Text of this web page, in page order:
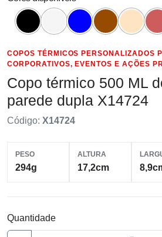
COPOS TÉRMICOS PERSONALIZADOS
CORPORATIVOS, EVENTOS E AÇÕES
Copo térmico 500 ML
parede dupla X14724
Código: X14724
PESO
294g
ALTURA
17,2cm
Quantidade